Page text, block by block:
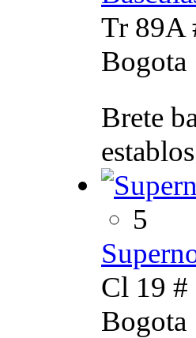
Tr 89A
Bogota
Brete
5
Cl 19 #
Bogota